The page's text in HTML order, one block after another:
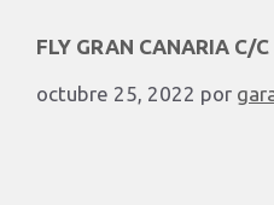
FLY GRAN CANARIA C/C
octubre 25, 2022 por